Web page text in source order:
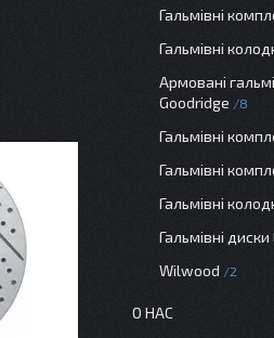
Гальмівні
Гальмівні
Армовані
Goodridge
8
Гальмівні
Гальмівні
Гальмівні
Гальмівні диски
Wilwood 2
О НАС